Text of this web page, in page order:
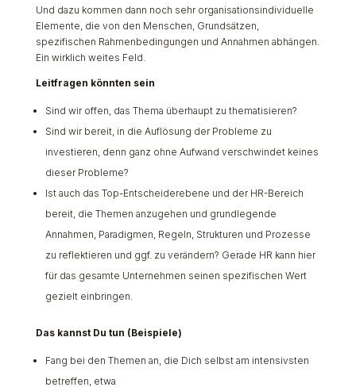
Und dazu kommen dann noch sehr organisationsindividuelle
Elemente, die von den Menschen, Grundsätzen,
spezifischen Rahmenbedingungen und Annahmen abhängen.
Ein wirklich weites Feld.
Leitfragen könnten sein
Sind wir offen, das Thema überhaupt zu thematisieren?
Sind wir bereit, in die Auflösung der Probleme zu
investieren, denn ganz ohne Aufwand verschwindet keines
dieser Probleme?
Ist auch das Top-Entscheiderebene und der HR-Bereich
bereit, die Themen anzugehen und grundlegende
Annahmen, Paradigmen, Regeln, Strukturen und Prozesse
zu reflektieren und ggf. zu verändern? Gerade HR kann hier
für das gesamte Unternehmen seinen spezifischen Wert
gezielt einbringen.
Das kannst Du tun (Beispiele)
Fang bei den Themen an, die Dich selbst am intensivsten
betreffen, etwa